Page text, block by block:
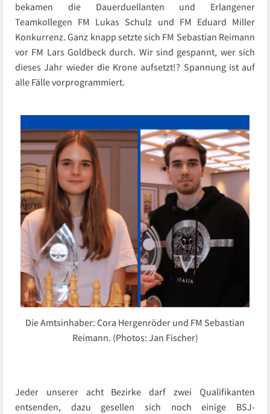
bekamen die Dauerduellanten und Erlangener
Teamkollegen FM Lukas Schulz und FM Eduard Miller
Konkurrenz. Ganz knapp setzte sich FM Sebastian Reimann
vor FM Lars Goldbeck durch. Wir sind gespannt, wer sich
dieses Jahr wieder die Krone aufsetzt!? Spannung ist auf
alle Fälle vorprogrammiert.
Die Amtsinhaber: Cora Hergenröder und FM Sebastian
Reimann. (Photos: Jan Fischer)
Jeder unserer acht Bezirke darf zwei Qualifikanten
entsenden, dazu gesellen sich noch einige BSJ-